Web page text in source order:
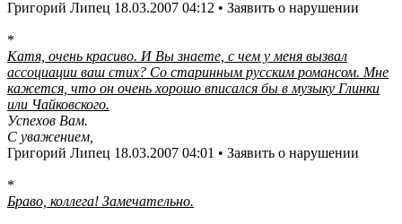
Григорий Липец 18.03.2007 04:12 • Заявить о нарушении
*
Катя, очень красиво. И Вы знаете, с чем у меня вызвал
ассоциации ваш стих? Со старинным русским романсом. Мне
кажется, что он очень хорошо вписался бы в музыку Глинки
или Чайковского.
Успехов Вам.
С уважением,
Григорий Липец 18.03.2007 04:01 • Заявить о нарушении
*
Браво, коллега! Замечательно.